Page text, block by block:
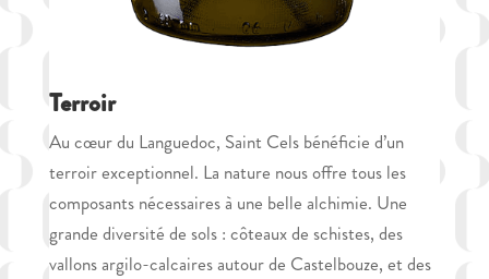
Terroir
Au cœur du Languedoc, Saint Cels bénéficie d’un
terroir exceptionnel. La nature nous offre tous les
composants nécessaires à une belle alchimie. Une
grande diversité de sols : côteaux de schistes, des
vallons argilo-calcaires autour de Castelbouze, et des